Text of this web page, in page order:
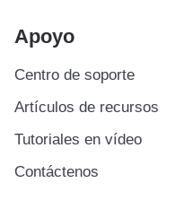
Apoyo
Centro de soporte
Artículos de recursos
Tutoriales en vídeo
Contáctenos